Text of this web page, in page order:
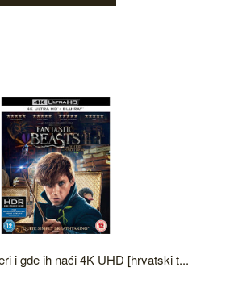
i gde ih naći 4K UHD [hrvatski t...